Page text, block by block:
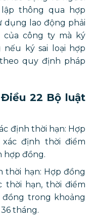
thông qua hợp
dụng lao động phải
công ty mà ký
ký sai loại hợp
quy định pháp
Điều 22 Bộ luật
định thời hạn: Hợp
định thời điểm
hợp đồng.
thời hạn: Hợp đồng
thời hạn, thời điểm
trong khoảng
tháng.